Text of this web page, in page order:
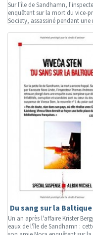
Sur l'île de Sandhamn,
enquêtent sur la mort du vice-
Society, assassiné pendant une
Du sang sur la Baltique
Un an après l'affaire Krister
eaux de l'île de Sandhamn :